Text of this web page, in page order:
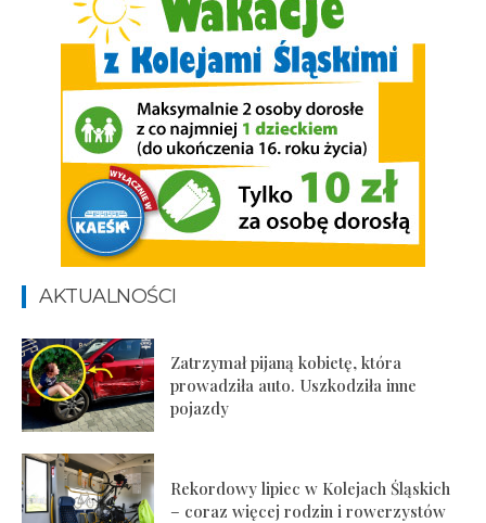
AKTUALNOŚCI
Zatrzymał pijaną kobietę, która
prowadziła auto. Uszkodziła inne
pojazdy
Rekordowy lipiec w Kolejach Śląskich
– coraz więcej rodzin i rowerzystów